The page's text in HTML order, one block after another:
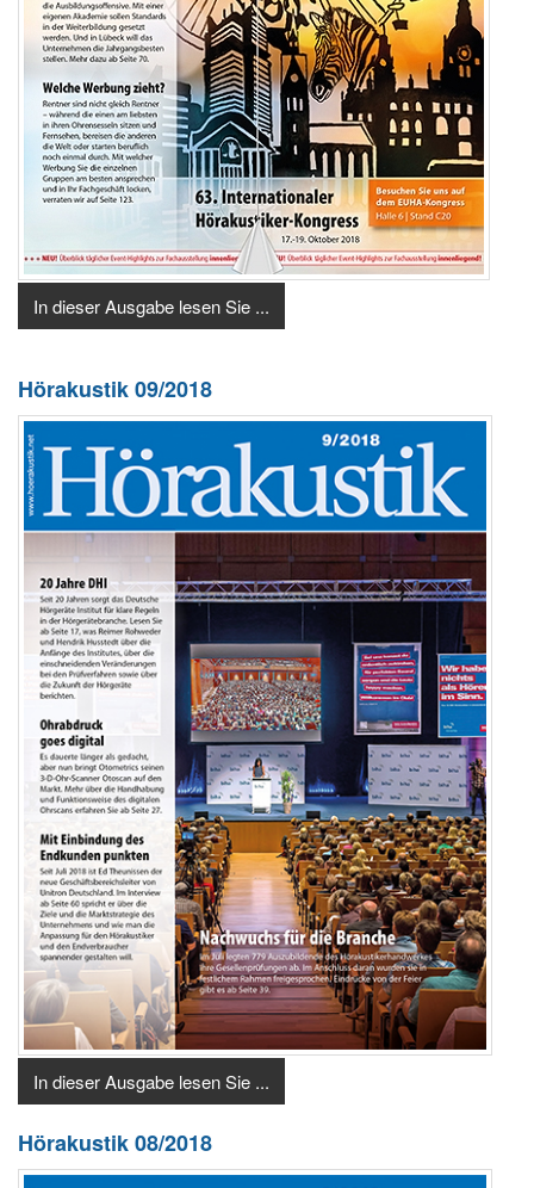
In dieser Ausgabe lesen Sie ...
Hörakustik 09/2018
In dieser Ausgabe lesen Sie ...
Hörakustik 08/2018